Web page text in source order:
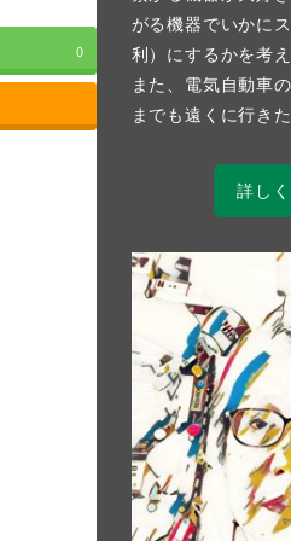
0
がる機器でいかに
利）にするかを考え
また、電気自動車
までも遠くに行き
詳し